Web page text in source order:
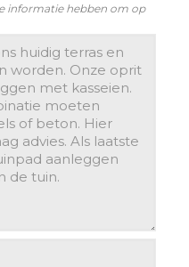
informatie hebben om op